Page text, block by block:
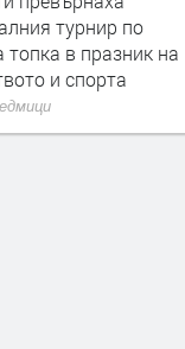
по
в празник на
спорта